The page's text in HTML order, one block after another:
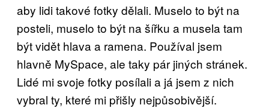
aby lidi takové fotky dělali. Muselo to být na
posteli, muselo to být na šířku a musela tam
být vidět hlava a ramena. Používal jsem
hlavně MySpace, ale taky pár jiných stránek.
Lidé mi svoje fotky posílali a já jsem z nich
vybral ty, které mi přišly nejpůsobivější.